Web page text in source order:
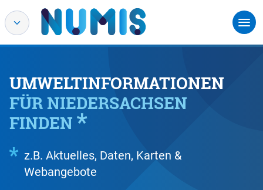
UMWELTINFORMATIONEN
FÜR NIEDERSACHSEN
FINDEN
z.B. Aktuelles, Daten, Karten &
Webangebote